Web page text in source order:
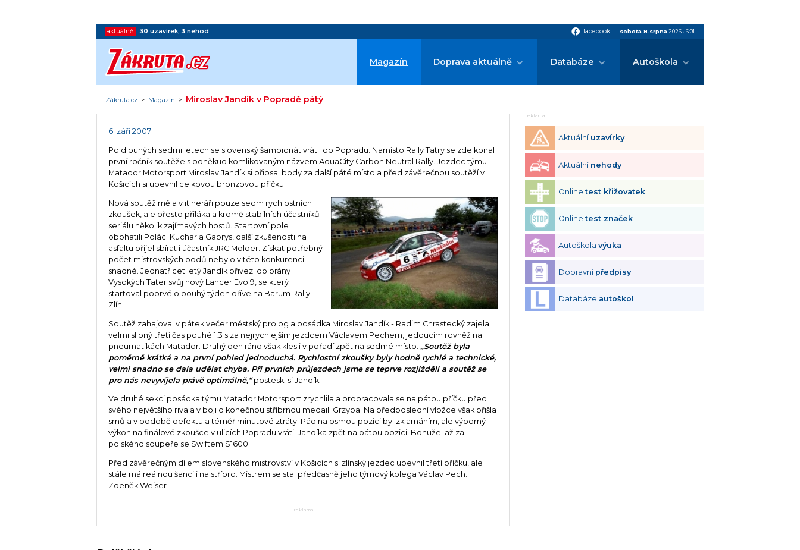
aktuálně: 30 uzavírek, 3 nehod facebook facebook sobota 8.srpna 2026• 6:01
Magazín Doprava aktuálně Databáze Autoškola
Zákruta.cz > Magazín > Miroslav Jandík v Popradě pátý
6. září 2007
Po dlouhých sedmi letech se slovenský šampionát vrátil do Popradu. Namísto Rally Tatry se zde konal
první ročník soutěže s poněkud komlikovaným názvem AquaCity Carbon Neutral Rally. Jezdec týmu
Matador Motorsport Miroslav Jandík si připsal body za další páté místo a před závěrečnou soutěží v
Košicích si upevnil celkovou bronzovou příčku.
Nová soutěž měla v itineráři pouze sedm rychlostních
zkoušek, ale přesto přilákala kromě stabilních účastníků
seriálu několik zajímavých hostů. Startovní pole
obohatili Poláci Kuchar a Gabrys, další zkušenosti na
asfaltu přijel sbírat i účastník JRC Mölder. Získat potřebný
počet mistrovských bodů nebylo v této konkurenci
snadné. Jednatřicetiletý Jandík přivezl do brány
Vysokých Tater svůj nový Lancer Evo 9, se který
startoval poprvé o pouhý týden dříve na Barum Rally
Zlín.
Soutěž zahajoval v pátek večer městský prolog a posádka Miroslav Jandík - Radim Chrastecký zajela
velmi slibný třetí čas pouhé 1,3 s za nejrychlejším jezdcem Václavem Pechem, jedoucím rovněž na
pneumatikách Matador. Druhý den ráno však klesli v pořadí zpět na sedmé místo. „Soutěž byla
poměrně krátká a na první pohled jednoduchá. Rychlostní zkoušky byly hodně rychlé a technické,
velmi snadno se dala udělat chyba. Při prvních průjezdech jsme se teprve rozjížděli a soutěž se
pro nás nevyvíjela právě optimálně,“posteskl si Jandík.
Ve druhé sekci posádka týmu Matador Motorsport zrychlila a propracovala se na pátou příčku před
svého největšího rivala v boji o konečnou stříbrnou medaili Grzyba. Na předposlední vložce však přišla
smůla v podobě defektu a téměř minutové ztráty. Pád na osmou pozici byl zklamáním, ale výborný
výkon na finálové zkoušce v ulicích Popradu vrátil Jandíka zpět na pátou pozici. Bohužel až za
polského soupeře se Swiftem S1600.
Před závěrečným dílem slovenského mistrovství v Košicích si zlínský jezdec upevnil třetí příčku, ale
stále má reálnou šanci i na stříbro. Mistrem se stal předčasně jeho týmový kolega Václav Pech.
Zdeněk Weiser
reklama
reklama
Aktuální uzavírky
Aktuální nehody
Onlinetest křižovatek
Onlinetest značek
Autoškolavýuka
Dopravní předpisy
Databáze autoškol